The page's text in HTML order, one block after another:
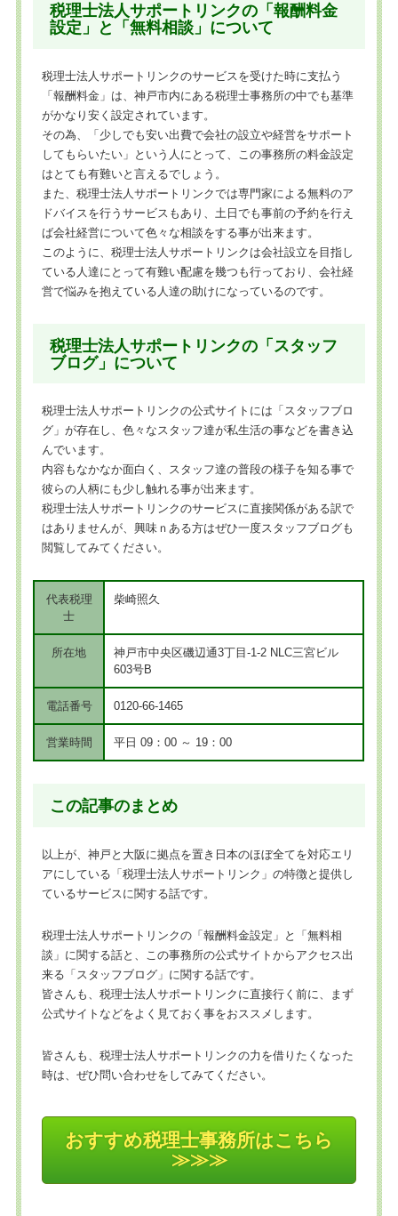
税理士法人サポートリンクの「報酬料金
設定」と「無料相談」について
税理士法人サポートリンクのサービスを受けた時に支払う
「報酬料金」は、神戸市内にある税理士事務所の中でも基準
がかなり安く設定されています。
その為、「少しでも安い出費で会社の設立や経営をサポート
してもらいたい」という人にとって、この事務所の料金設定
はとても有難いと言えるでしょう。
また、税理士法人サポートリンクでは専門家による無料のア
ドバイスを行うサービスもあり、土日でも事前の予約を行え
ば会社経営について色々な相談をする事が出来ます。
このように、税理士法人サポートリンクは会社設立を目指し
ている人達にとって有難い配慮を幾つも行っており、会社経
営で悩みを抱えている人達の助けになっているのです。
税理士法人サポートリンクの「スタッフ
ブログ」について
税理士法人サポートリンクの公式サイトには「スタッフブロ
グ」が存在し、色々なスタッフ達が私生活の事などを書き込
んでいます。
内容もなかなか面白く、スタッフ達の普段の様子を知る事で
彼らの人柄にも少し触れる事が出来ます。
税理士法人サポートリンクのサービスに直接関係がある訳で
はありませんが、興味ｎある方はぜひ一度スタッフブログも
閲覧してみてください。
代表税理
士
柴崎照久
所在地
神戸市中央区磯辺通3丁目-1-2 NLC三宮ビル
603号B
電話番号 0120-66-1465
営業時間 平日 09：00 ～ 19：00
この記事のまとめ
以上が、神戸と大阪に拠点を置き日本のほぼ全てを対応エリ
アにしている「税理士法人サポートリンク」の特徴と提供し
ているサービスに関する話です。
税理士法人サポートリンクの「報酬料金設定」と「無料相
談」に関する話と、この事務所の公式サイトからアクセス出
来る「スタッフブログ」に関する話です。
皆さんも、税理士法人サポートリンクに直接行く前に、まず
公式サイトなどをよく見ておく事をおススメします。
皆さんも、税理士法人サポートリンクの力を借りたくなった
時は、ぜひ問い合わせをしてみてください。
おすすめ税理士事務所はこちら
≫≫≫